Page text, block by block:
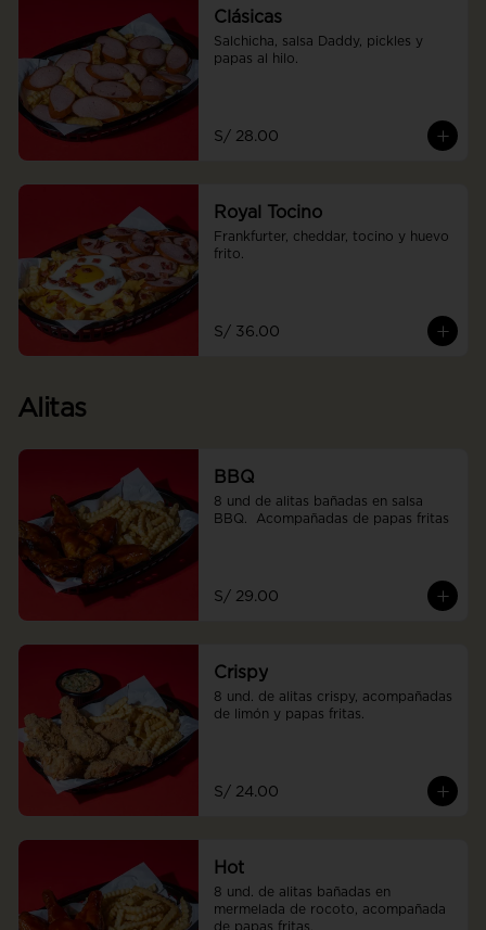
Clásicas
Salchicha, salsa Daddy, pickles y
papas al hilo.
S/ 28.00
Royal Tocino
Frankfurter, cheddar, tocino y huevo
frito.
S/ 36.00
Alitas
BBQ
8 und de alitas bañadas en salsa
BBQ.  Acompañadas de papas fritas
S/ 29.00
Crispy
8 und. de alitas crispy, acompañadas
de limón y papas fritas.
S/ 24.00
Hot
8 und. de alitas bañadas en
mermelada de rocoto, acompañada
de papas fritas.